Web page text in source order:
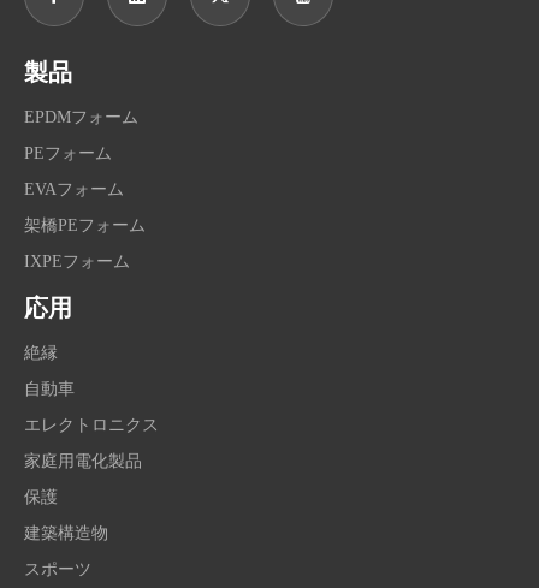
製品
EPDMフォーム
PEフォーム
EVAフォーム
架橋PEフォーム
IXPEフォーム
応用
絶縁
自動車
エレクトロニクス
家庭用電化製品
保護
建築構造物
スポーツ